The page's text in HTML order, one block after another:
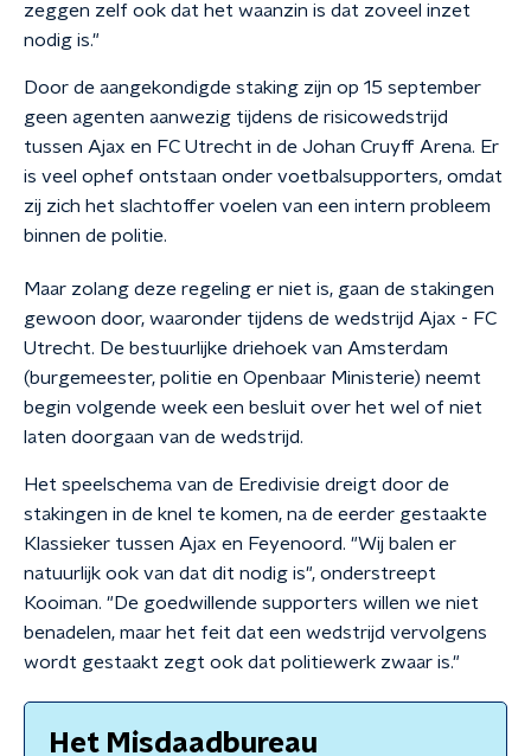
zeggen zelf ook dat het waanzin is dat zoveel inzet
nodig is."
Door de aangekondigde staking zijn op 15 september
geen agenten aanwezig tijdens de risicowedstrijd
tussen Ajax en FC Utrecht in de Johan Cruyff Arena. Er
is veel ophef ontstaan onder voetbalsupporters, omdat
zij zich het slachtoffer voelen van een intern probleem
binnen de politie.
Maar zolang deze regeling er niet is, gaan de stakingen
gewoon door, waaronder tijdens de wedstrijd Ajax - FC
Utrecht. De bestuurlijke driehoek van Amsterdam
(burgemeester, politie en Openbaar Ministerie) neemt
begin volgende week een besluit over het wel of niet
laten doorgaan van de wedstrijd.
Het speelschema van de Eredivisie dreigt door de
stakingen in de knel te komen, na de eerder gestaakte
Klassieker tussen Ajax en Feyenoord. "Wij balen er
natuurlijk ook van dat dit nodig is", onderstreept
Kooiman. "De goedwillende supporters willen we niet
benadelen, maar het feit dat een wedstrijd vervolgens
wordt gestaakt zegt ook dat politiewerk zwaar is."
Het Misdaadbureau